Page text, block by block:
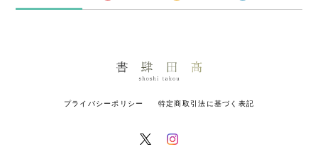
プライバシーポリシー 特定商取引法に基づく表記